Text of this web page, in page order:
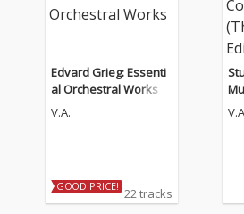
Edvard Grieg: Essenti
al Orchestral Works
V.A.
GOOD PRICE! 22 tracks
d